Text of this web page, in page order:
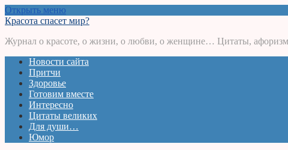
Открыть меню
Красота спасет мир?
Журнал о красоте, о жизни, о любви, о женщине… Цитаты,
Новости сайта
Притчи
Здоровье
Готовим вместе
Интересно
Цитаты великих
Для души…
Юмор